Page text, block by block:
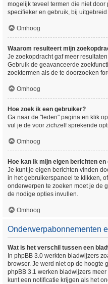
mogelijk teveel termen die niet
specifieker en gebruik, bij
Omhoog
Waarom resulteert mijn
Je zoekopdracht gaf meer
Gebruik de geavanceerde
zoektermen als de te doorzoeken
Omhoog
Hoe zoek ik een gebruiker?
Ga naar de "leden" pagina en klik
vul je de voor zichzelf sprekende
Omhoog
Hoe kan ik mijn eigen berichten
Je kunt je eigen berichten vinden
in het gebruikerspaneel te klikken,
onderwerpen te zoeken moet je de
de nodige opties invullen.
Omhoog
Onderwerpabonnementen
Wat is het verschil tussen een
In phpBB 3.0 werkten bladwijzers
browser. Je werd niet op de hoogte
phpBB 3.1 werken bladwijzers
kunt een notificatie krijgen als het